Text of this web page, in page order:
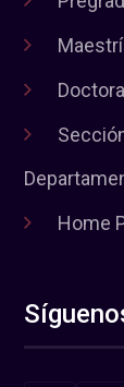
Home